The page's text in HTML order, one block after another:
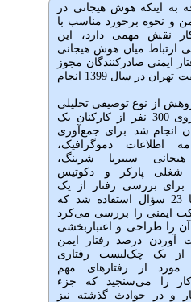
در
با
این
مجوز
کار در یکی از صنایع نفت تهران در سال 1399 انجام
کارکنان یک
یک
شد که
ایمن
مهم
جزء
نیز